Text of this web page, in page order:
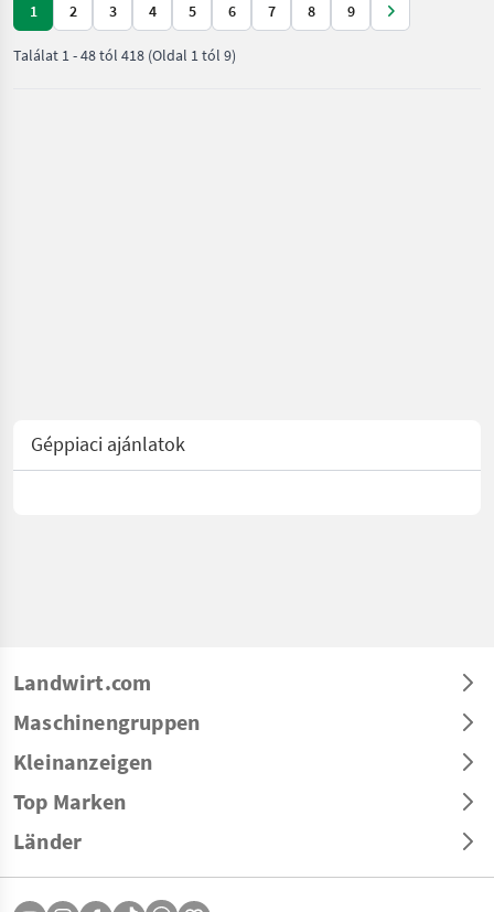
1 2 3 4 5 6 7 8 9
Találat 1-48tól 418 (Oldal 1 tól 9)
Géppiaci ajánlatok
Landwirt.com
Maschinengruppen
Kleinanzeigen
Top Marken
Länder